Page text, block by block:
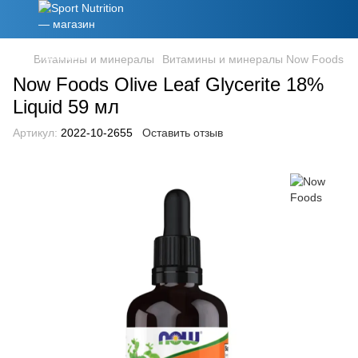
Витамины и минералы Витамины и минералы Now Foods
Now Foods Olive Leaf Glycerite 18%
Liquid 59 мл
Артикул: 2022-10-2655 Оставить отзыв